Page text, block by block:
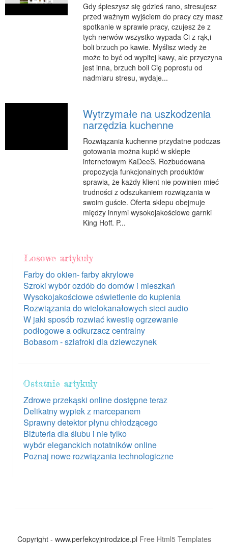
OprogramowanieGdy śpieszysz się gdzieś rano, stresujesz
przed ważnym wyjściem do pracy czy masz
spotkanie w sprawie pracy, czujesz że z
tych nerwów wszystko wypada Ci z rąk,i
boli brzuch po kawie. Myślisz wtedy że
może to być od wypitej kawy, ale przyczyna
jest inna, brzuch boli Cię poprostu od
nadmiaru stresu, wydaje...
Wytrzymałe na uszkodzenia
narzędzia kuchenne
Rozwiązania kuchenne przydatne podczas
gotowania można kupić w sklepie
internetowym KaDeeS. Rozbudowana
propozycja funkcjonalnych produktów
sprawia, że każdy klient nie powinien mieć
trudności z odszukaniem rozwiązania w
swoim guście. Oferta sklepu obejmuje
między innymi wysokojakościowe garnki
King Hoff. P...
Losowe artykuły
Farby do okien- farby akrylowe
Szroki wybór ozdób do domów i mieszkań
Wysokojakościowe oświetlenie do kupienia
Rozwiązania do wielokanałowych sieci audio
W jaki sposób rozwiać kwestię ogrzewanie
podłogowe a odkurzacz centralny
Bobasom - szlafroki dla dziewczynek
Ostatnie artykuły
Zdrowe przekąski online dostępne teraz
Delikatny wypiek z marcepanem
Sprawny detektor płynu chłodzącego
Biżuteria dla ślubu i nie tylko
wybór eleganckich notatników online
Poznaj nowe rozwiązania technologiczne
Copyright - www.perfekcyjnirodzice.pl Free Html5 Templates